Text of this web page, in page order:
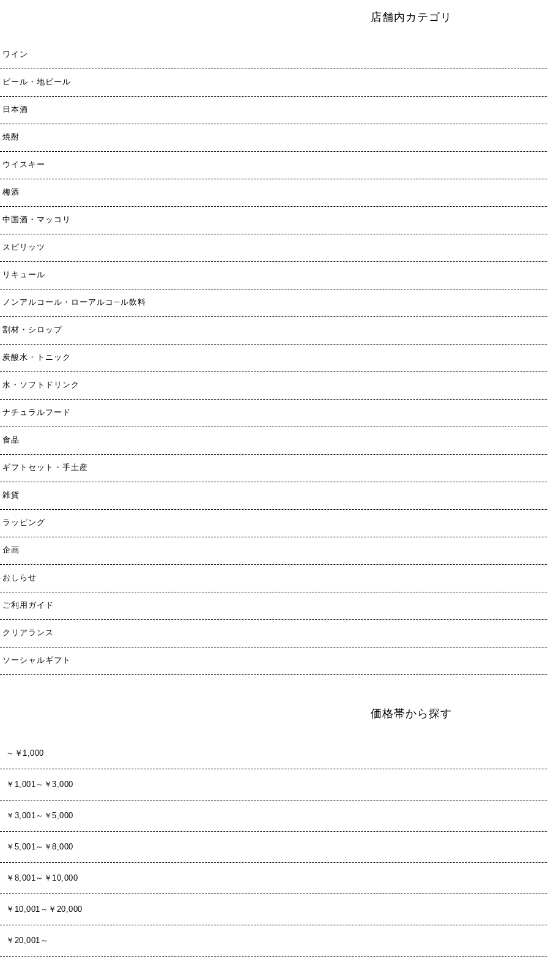
店舗内カテゴリ
ワイン
ビール・地ビール
日本酒
焼酎
ウイスキー
梅酒
中国酒・マッコリ
スピリッツ
リキュール
ノンアルコール・ローアルコ—ル飲料
割材・シロップ
炭酸水・トニック
水・ソフトドリンク
ナチュラルフード
食品
ギフトセット・手土産
雑貨
ラッピング
企画
おしらせ
ご利用ガイド
クリアランス
ソーシャルギフト
価格帯から探す
～￥1,000
￥1,001～￥3,000
￥3,001～￥5,000
￥5,001～￥8,000
￥8,001～￥10,000
￥10,001～￥20,000
￥20,001～